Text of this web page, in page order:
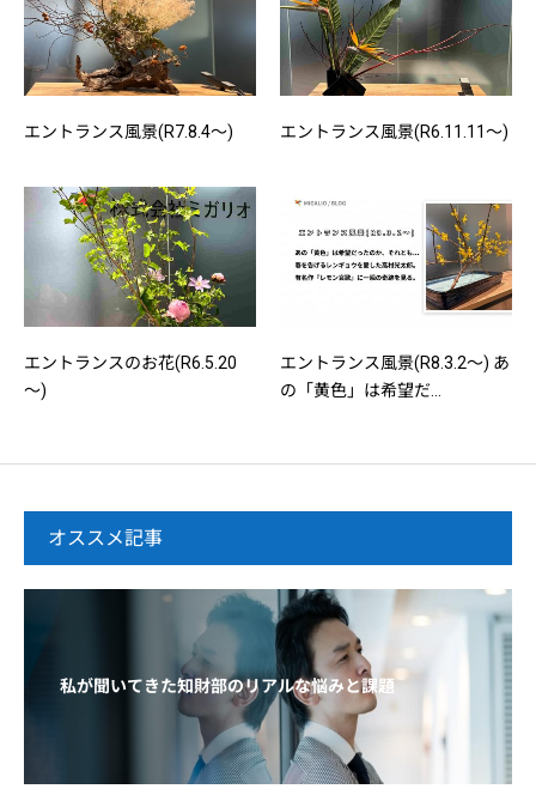
エントランス風景(R7.8.4～) エントランス風景(R6.11.11～)
エントランスのお花(R6.5.20
～)
エントランス風景(R8.3.2～) あ
の「黄色」は希望だ...
オススメ記事
私が聞いてきた知財部のリアルな悩みと課題